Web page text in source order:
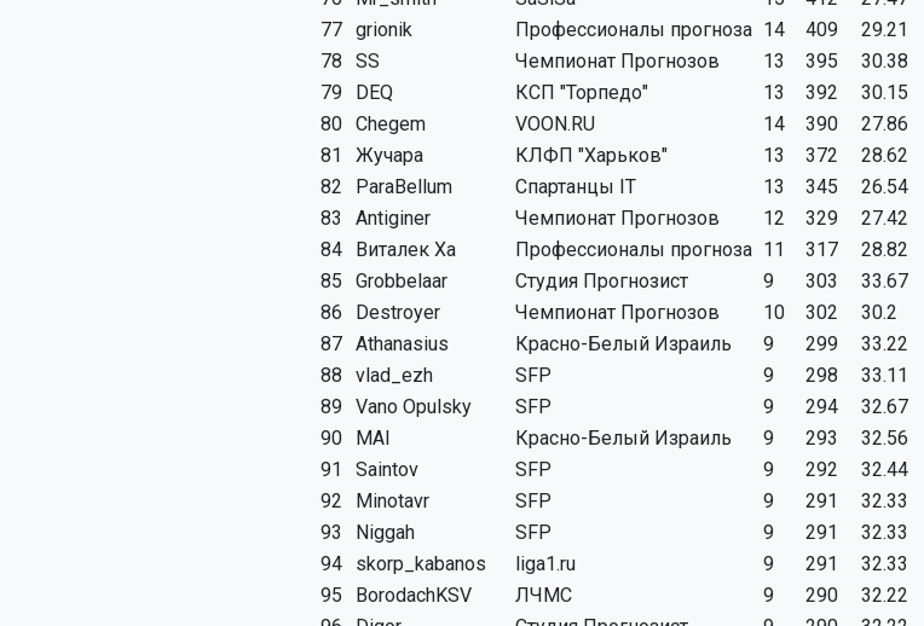
77 grionik Профессионалы прогноза 14 409 29.21
78
SS Чемпионат Прогнозов 13 395 30.38
79
DEQ КСП "Торпедо" 13 392 30.15
80 Chegem VOON.RU 14 390 27.86
81
Жучара КЛФП "Харьков" 13 372 28.62
82
ParaBellum Спартанцы IT 13 345 26.54
83
Antiginer Чемпионат Прогнозов 12 329 27.42
84
Виталек Ха Профессионалы прогноза 11 317 28.82
85
Grobbelaar Студия Прогнозист 9 303 33.67
86
Destroyer Чемпионат Прогнозов 10 302 30.2
87 Athanasius Красно-Белый Израиль 9 299 33.22
88
vlad_ezh SFP 9 298 33.11
89 Vano Opulsky SFP 9 294 32.67
90
MAI Красно-Белый Израиль 9 293 32.56
91
Saintov SFP 9 292 32.44
92
Minotavr SFP 9 291 32.33
93
Niggah SFP 9 291 32.33
94
skorp_kabanos liga1.ru 9 291 32.33
95
BorodachKSV ЛЧМС 9 290 32.22